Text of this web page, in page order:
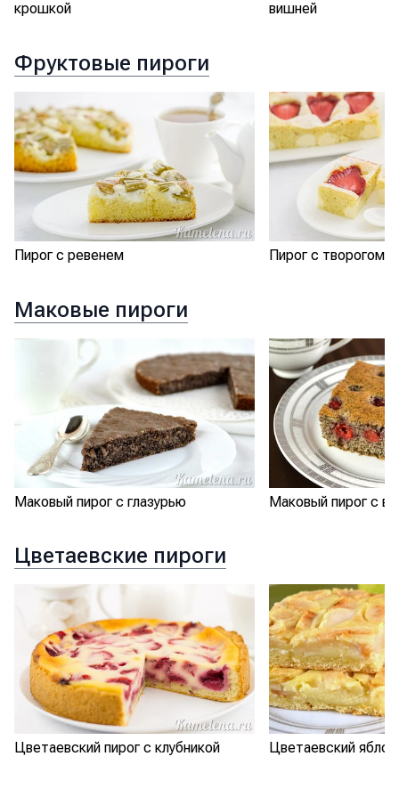
крошкой вишней
Фруктовые пироги
Пирог с ревенем Пирог с творогом и
Маковые пироги
Маковый пирог с глазурью Маковый пирог с
Цветаевские пироги
Цветаевский пирог с клубникой Цветаевский